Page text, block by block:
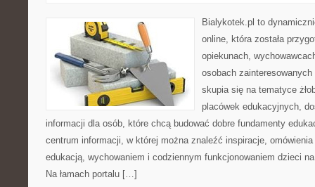
Bialykotek.pl to
online, która została
opiekunach,
osobach
skupia się na tematyce
placówek edukacyjnych,
informacji dla osób, które chcą budować dobre fundamenty
centrum informacji, w której można znaleźć inspiracje,
edukacją, wychowaniem i codziennym funkcjonowaniem dzieci
Na łamach portalu […]